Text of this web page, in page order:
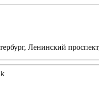
Ленинский